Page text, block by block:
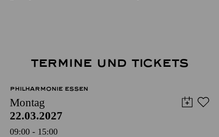
TERMINE UND TICKETS
PHILHARMONIE ESSEN
Montag
22.03.2027
09:00 - 15:00